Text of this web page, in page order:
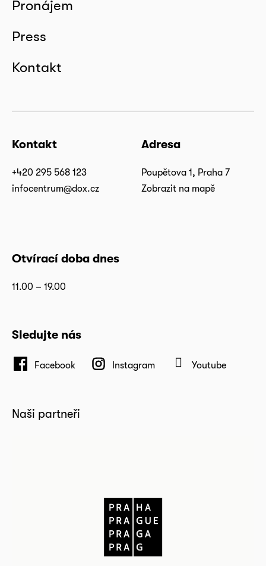
Pronájem
Press
Kontakt
Kontakt
+420 295 568 123
infocentrum@dox.cz
Adresa
Poupětova 1, Praha 7
Zobrazit na mapě
Otvírací doba dnes
11.00 – 19.00
Sledujte nás
Facebook Instagram Youtube
Naši partneři